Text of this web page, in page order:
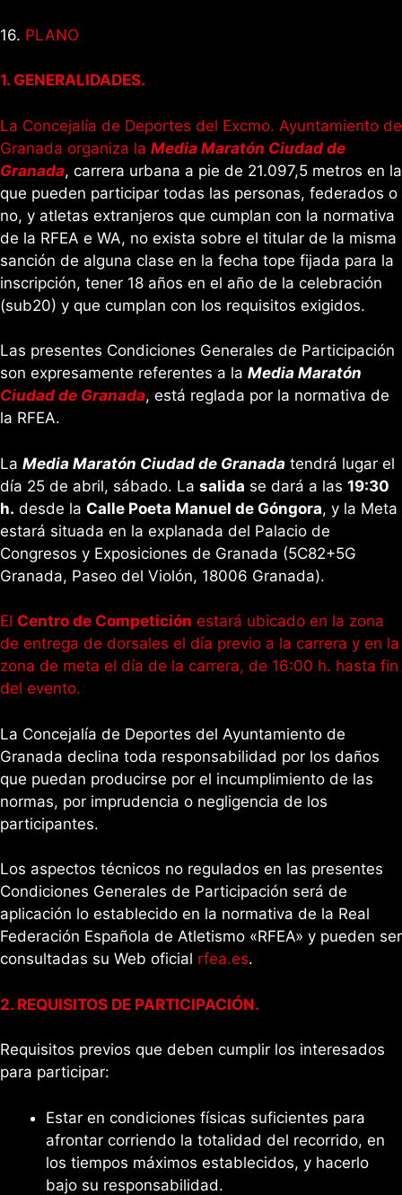
16. PLANO
1. GENERALIDADES.
La Concejalía de Deportes del Excmo. Ayuntamiento de
Granada organiza la Media Maratón Ciudad de
Granada, carrera urbana a pie de 21.097,5 metros en la
que pueden participar todas las personas, federados o
no, y atletas extranjeros que cumplan con la normativa
de la RFEA e WA, no exista sobre el titular de la misma
sanción de alguna clase en la fecha tope fijada para la
inscripción, tener 18 años en el año de la celebración
(sub20) y que cumplan con los requisitos exigidos.
Las presentes Condiciones Generales de Participación
son expresamente referentes a la Media Maratón
Ciudad de Granada, está reglada por la normativa de
la RFEA.
La Media Maratón Ciudad de Granada tendrá lugar el
día 25 de abril, sábado. La salida se dará a las 19:30
h. desde la Calle Poeta Manuel de Góngora, y la Meta
estará situada en la explanada del Palacio de
Congresos y Exposiciones de Granada (5C82+5G
Granada, Paseo del Violón, 18006 Granada).
El Centro de Competición estará ubicado en la zona
de entrega de dorsales el día previo a la carrera y en la
zona de meta el día de la carrera, de 16:00 h. hasta fin
del evento.
La Concejalía de Deportes del Ayuntamiento de
Granada declina toda responsabilidad por los daños
que puedan producirse por el incumplimiento de las
normas, por imprudencia o negligencia de los
participantes.
Los aspectos técnicos no regulados en las presentes
Condiciones Generales de Participación será de
aplicación lo establecido en la normativa de la Real
Federación Española de Atletismo «RFEA» y pueden ser
consultadas su Web oficial rfea.es.
2. REQUISITOS DE PARTICIPACIÓN.
Requisitos previos que deben cumplir los interesados
para participar:
Estar en condiciones físicas suficientes para
afrontar corriendo la totalidad del recorrido, en
los tiempos máximos establecidos, y hacerlo
bajo su responsabilidad.